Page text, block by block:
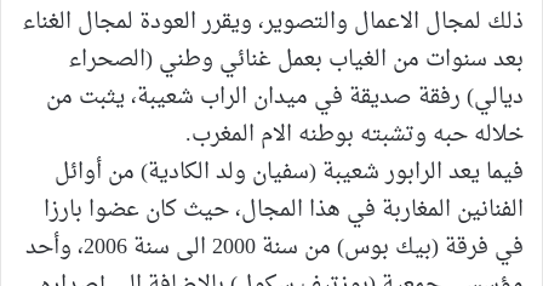
ذلك لمجال الاعمال والتصوير، ويقرر العودة لمجال الغناء
بعد سنوات من الغياب بعمل غنائي وطني (الصحراء
ديالي) رفقة صديقة في ميدان الراب شعيبة، يثبت من
خلاله حبه وتشبته بوطنه الام المغرب.
فيما يعد الرابور شعيبة (سفيان ولد الكادية) من أوائل
الفنانين المغاربة في هذا المجال، حيث كان عضوا بارزا
في فرقة (بيك بوس) من سنة 2000 الى سنة 2006، وأحد